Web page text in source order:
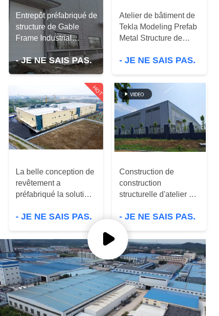
À
PROPOS
DE
DE
L'USINE
CONTRÔLE
NOUS
CONTACTER
NOUVELLES
CAS
PLAN
Entrepôt préfabriqué de
structure de Gable
Frame Industrial
Durable Steel
- JE NE SAIS PAS.
Atelier de bâtiment de
Tekla Modeling Prefab
Metal Structure de
- JE NE SAIS PAS.
HOT
La belle conception de
revêtement a
préfabriqué la solution
de construction
- JE NE SAIS PAS.
Construction de
construction
structurelle d'atelier en
industriel
- JE NE SAIS PAS.